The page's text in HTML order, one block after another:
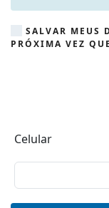
SALVAR MEUS
PRÓXIMA VEZ
Celular